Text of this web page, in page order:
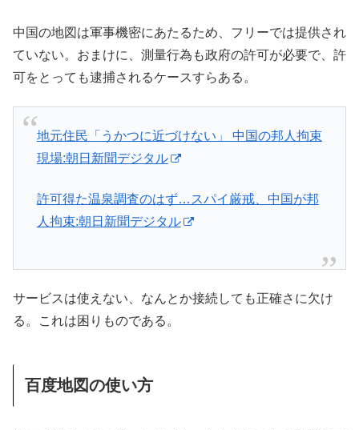
中国の地図は軍事機密にあたるため、フリーでは提供され
ていない。おまけに、測量行為も政府の許可が必要で、許
可をとっても逮捕されるケースすらある。
地元住民「うかつに近づけない」 中国の邦人拘束
現場:朝日新聞デジタル
許可得た温泉調査のはず…スパイ厳戒、中国が邦
人拘束:朝日新聞デジタル
サービスは使えない、なんとか接続しても正確さに欠け
る。これは困りものである。
百度地図の使い方